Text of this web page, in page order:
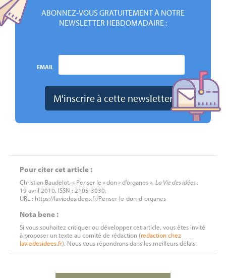
ABONNEZ-VOUS GRATUITEMENT À NOTRE
NEWSLETTER HEBDOMADAIRE :
EMAIL
Pour citer cet article :
Christian Baudelot, « Penser le «don» d’organes », La Vie des idées,
19 avril 2010. ISSN : 2105-3030.
URL : https://laviedesidees.fr/Penser-le-don-d-organes
Nota bene :
Si vous souhaitez critiquer ou développer cet article, vous êtes invité
à proposer un texte au comité de rédaction (redactionchez
laviedesidees.fr). Nous vous répondrons dans les meilleurs délais.